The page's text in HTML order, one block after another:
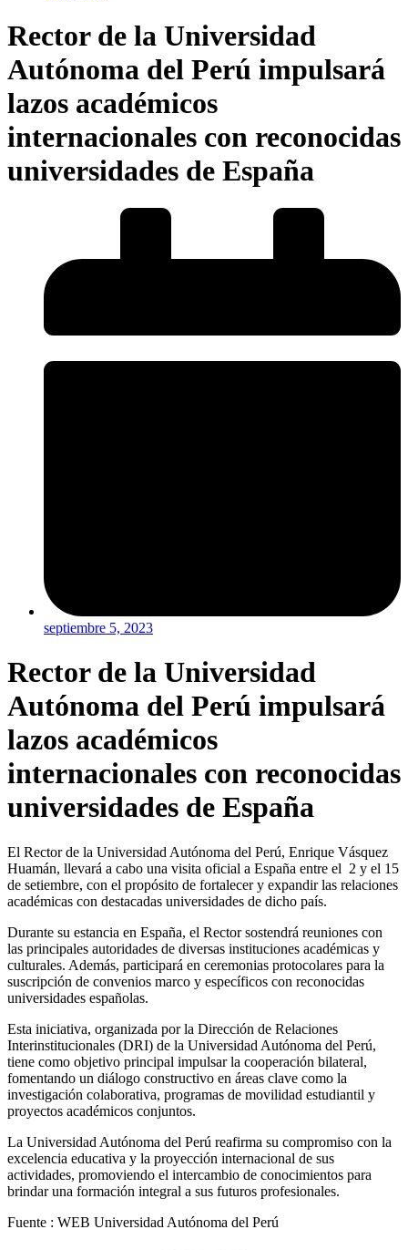
Rector de la Universidad
Autónoma del Perú impulsará
lazos académicos
internacionales con reconocidas
universidades de España
septiembre 5, 2023
Rector de la Universidad
Autónoma del Perú impulsará
lazos académicos
internacionales con reconocidas
universidades de España
El Rector de la Universidad Autónoma del Perú, Enrique Vásquez
Huamán, llevará a cabo una visita oficial a España entre el 2 y el 15
de setiembre, con el propósito de fortalecer y expandir las relaciones
académicas con destacadas universidades de dicho país.
Durante su estancia en España, el Rector sostendrá reuniones con
las principales autoridades de diversas instituciones académicas y
culturales. Además, participará en ceremonias protocolares para la
suscripción de convenios marco y específicos con reconocidas
universidades españolas.
Esta iniciativa, organizada por la Dirección de Relaciones
Interinstitucionales (DRI) de la Universidad Autónoma del Perú,
tiene como objetivo principal impulsar la cooperación bilateral,
fomentando un diálogo constructivo en áreas clave como la
investigación colaborativa, programas de movilidad estudiantil y
proyectos académicos conjuntos.
La Universidad Autónoma del Perú reafirma su compromiso con la
excelencia educativa y la proyección internacional de sus
actividades, promoviendo el intercambio de conocimientos para
brindar una formación integral a sus futuros profesionales.
Fuente : WEB Universidad Autónoma del Perú